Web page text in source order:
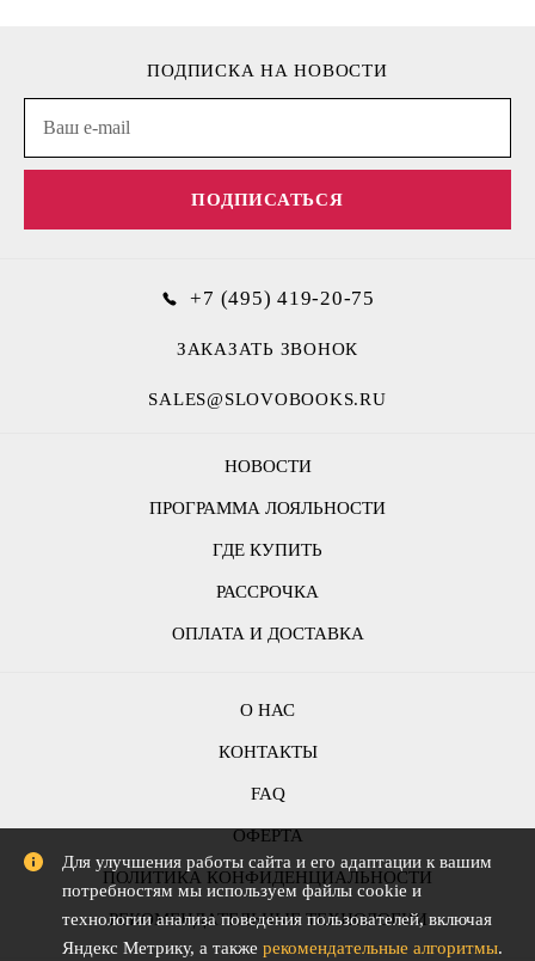
НОВОСТИ
ПРОГРАММА ЛОЯЛЬНОСТИ
ГДЕ КУПИТЬ
РАССРОЧКА
ОПЛАТА И ДОСТАВКА
ПОДПИСКА НА НОВОСТИ
ПОДПИСАТЬСЯ
О НАС
КОНТАКТЫ
FAQ
ОФЕРТА
ПОЛИТИКА КОНФИДЕНЦИАЛЬНОСТИ
РЕКОМЕНДАТЕЛЬНЫЕ ТЕХНОЛОГИИ
+7 (495) 419-20-75
ЗАКАЗАТЬ ЗВОНОК
SALES@SLOVOBOOKS.RU
Для улучшения работы сайта и его адаптации к вашим
потребностям мы используем файлы cookie и
технологии анализа поведения пользователей, включая
Яндекс Метрику, а также рекомендательные алгоритмы.